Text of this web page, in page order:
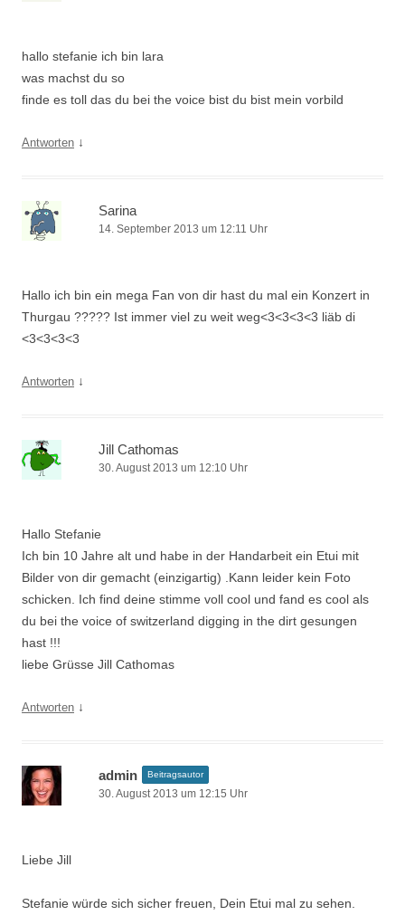
hallo stefanie ich bin lara
was machst du so
finde es toll das du bei the voice bist du bist mein vorbild
Antworten ↓
Sarina
14. September 2013 um 12:11 Uhr
Hallo ich bin ein mega Fan von dir hast du mal ein Konzert in
Thurgau ????? Ist immer viel zu weit weg<3<3<3<3 liäb di
<3<3<3<3
Antworten ↓
Jill Cathomas
30. August 2013 um 12:10 Uhr
Hallo Stefanie
Ich bin 10 Jahre alt und habe in der Handarbeit ein Etui mit
Bilder von dir gemacht (einzigartig) .Kann leider kein Foto
schicken. Ich find deine stimme voll cool und fand es cool als
du bei the voice of switzerland digging in the dirt gesungen
hast !!!
liebe Grüsse Jill Cathomas
Antworten ↓
admin Beitragsautor
30. August 2013 um 12:15 Uhr
Liebe Jill
Stefanie würde sich sicher freuen, Dein Etui mal zu sehen.